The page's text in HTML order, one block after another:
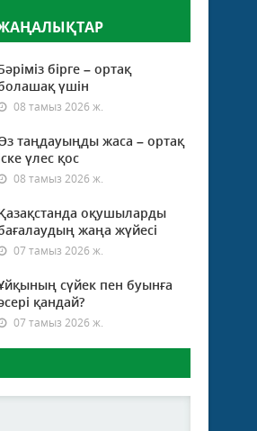
бірге – ортақ
үшін
08 тамыз 2026 ж.
таңдауыңды жаса – ортақ
үлес қос
08 тамыз 2026 ж.
оқушыларды
жаңа жүйесі
07 тамыз 2026 ж.
сүйек пен буынға
қандай?
07 тамыз 2026 ж.